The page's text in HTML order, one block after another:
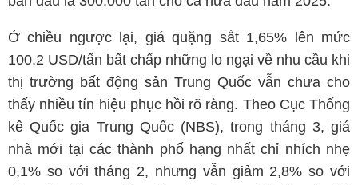
Ở chiều ngược lại, giá quặng sắt 1,65% lên mức
100,2 USD/tấn bất chấp những lo ngại về nhu cầu khi
thị trường bất động sản Trung Quốc vẫn chưa cho
thấy nhiều tín hiệu phục hồi rõ ràng. Theo Cục Thống
kê Quốc gia Trung Quốc (NBS), trong tháng 3, giá
nhà mới tại các thành phố hạng nhất chỉ nhích nhẹ
0,1% so với tháng 2, nhưng vẫn giảm 2,8% so với